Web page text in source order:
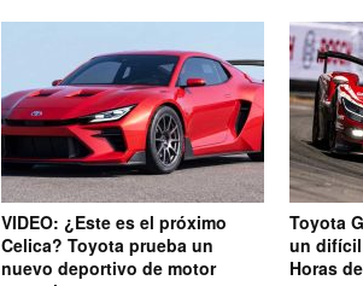
VIDEO: ¿Este es el próximo
Celica? Toyota prueba un
nuevo deportivo de motor
Toyota
un difícil
Horas